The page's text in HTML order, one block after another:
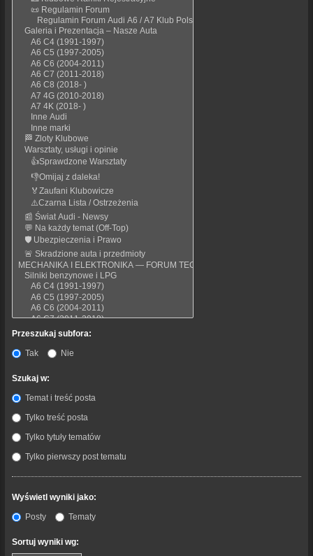
Przeszukaj subfora:
Tak
Nie
Szukaj w:
Temat i treść posta
Tylko treść posta
Tylko tytuły tematów
Tylko pierwszy post tematu
Wyświetl wyniki jako:
Posty
Tematy
Sortuj wyniki wg: